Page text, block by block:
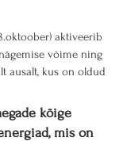
aktiveerib
võime ning
ausalt, kus on oldud
kõige
mis on